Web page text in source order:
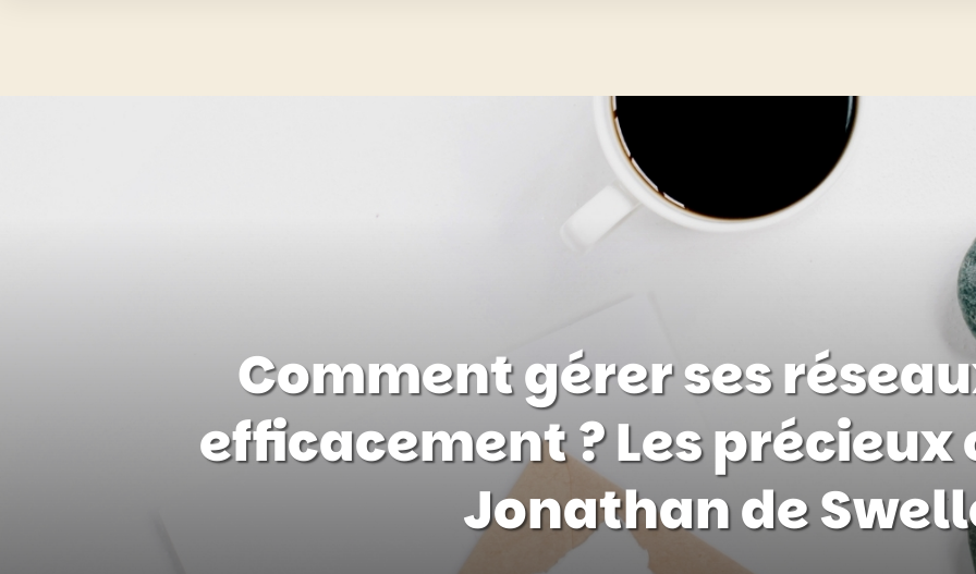
Comment gérer ses
efficacement ? Les précieux
Jonathan de